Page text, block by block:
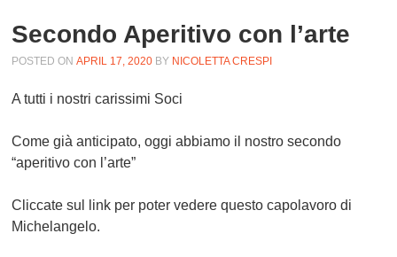
Secondo Aperitivo con l’arte
POSTED ONAPRIL 17, 2020 BY NICOLETTA CRESPI
A tutti i nostri carissimi Soci
Come già anticipato, oggi abbiamo il nostro secondo
“aperitivo con l’arte”
Cliccate sul link per poter vedere questo capolavoro di
Michelangelo.